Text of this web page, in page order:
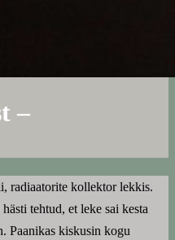
–
radiaatorite kollektor lekkis.
tehtud, et leke sai kesta
Paanikas kiskusin kogu